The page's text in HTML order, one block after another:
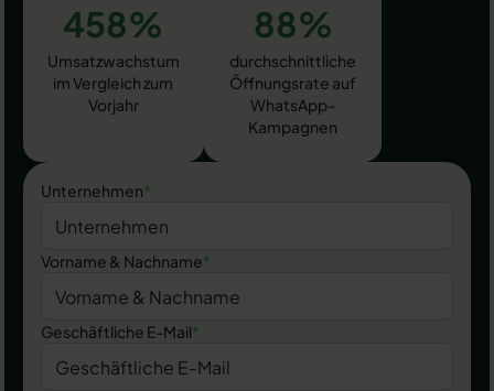
458%
Umsatzwachstum
im Vergleich zum
Vorjahr
88%
durchschnittliche
Öffnungsrate auf
WhatsApp-
Kampagnen
Unternehmen*
Vorname & Nachname*
Geschäftliche E-Mail*